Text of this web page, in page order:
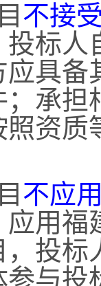
不接
标人
应具备
承担
资质
不应
用福
投标
参与投